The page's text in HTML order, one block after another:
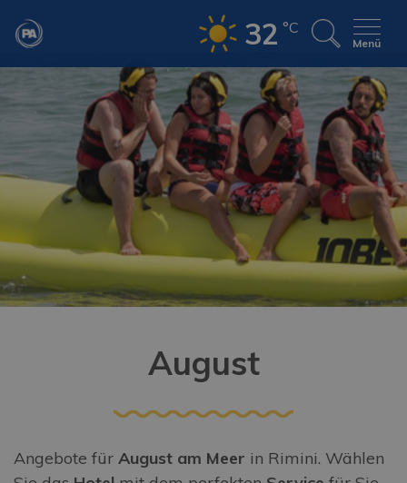
32 °C
Menü
August
Angebote für August am Meer in Rimini. Wählen